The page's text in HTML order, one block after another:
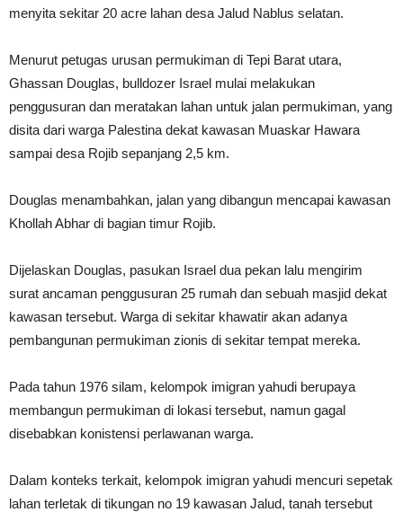
menyita sekitar 20 acre lahan desa Jalud Nablus selatan.
Menurut petugas urusan permukiman di Tepi Barat utara,
Ghassan Douglas, bulldozer Israel mulai melakukan
penggusuran dan meratakan lahan untuk jalan permukiman, yang
disita dari warga Palestina dekat kawasan Muaskar Hawara
sampai desa Rojib sepanjang 2,5 km.
Douglas menambahkan, jalan yang dibangun mencapai kawasan
Khollah Abhar di bagian timur Rojib.
Dijelaskan Douglas, pasukan Israel dua pekan lalu mengirim
surat ancaman penggusuran 25 rumah dan sebuah masjid dekat
kawasan tersebut. Warga di sekitar khawatir akan adanya
pembangunan permukiman zionis di sekitar tempat mereka.
Pada tahun 1976 silam, kelompok imigran yahudi berupaya
membangun permukiman di lokasi tersebut, namun gagal
disebabkan konistensi perlawanan warga.
Dalam konteks terkait, kelompok imigran yahudi mencuri sepetak
lahan terletak di tikungan no 19 kawasan Jalud, tanah tersebut